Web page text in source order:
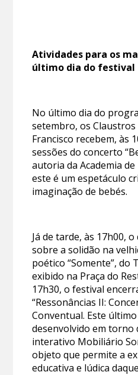
Atividades para os
último dia do festival
No último dia do
setembro, os Claustros
Francisco recebem, às
sessões do concerto
autoria da Academia
este é um espetáculo
imaginação de bebés.
Já de tarde, às 17h00,
sobre a solidão na
poético “Somente”, do
exibido na Praça do
17h30, o festival
“Ressonâncias II:
Conventual. Este
desenvolvido em torno
interativo Mobiliário
objeto que permite a
educativa e lúdica